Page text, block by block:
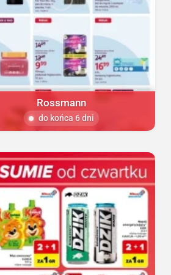
Rossmann
do końca 6 dni